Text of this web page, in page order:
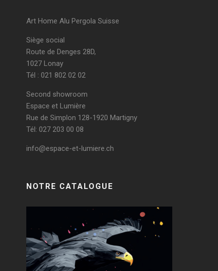
Art Home Alu Pergola Suisse
Siège social
Route de Denges 28D,
1027 Lonay
Tél : 021 802 02 02
Second showroom
Espace et Lumière
Rue de Simplon 128-1920 Martigny
Tél: 027 203 00 08
info@espace-et-lumiere.ch
NOTRE CATALOGUE